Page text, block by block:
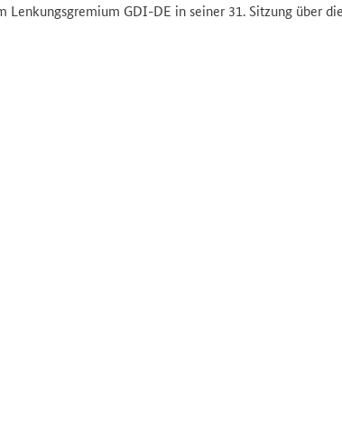
GDI-DE in seiner 31. Sitzung über